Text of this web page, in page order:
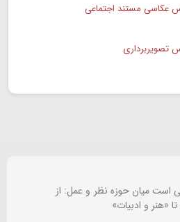
عکاسی مستند اجتماعی
تصویربرداری
میان حوزه نظر و عمل: از
«هنر و ادبیات»